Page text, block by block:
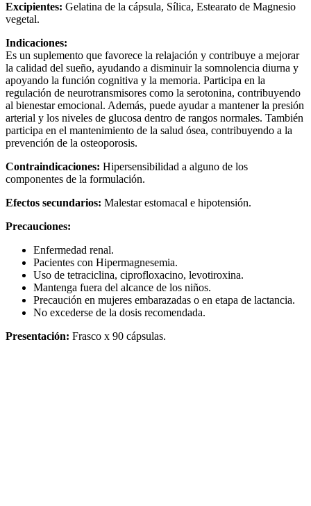
Excipientes: Gelatina de la cápsula, Sílica, Estearato de Magnesio
vegetal.
Indicaciones:
Es un suplemento que favorece la relajación y contribuye a mejorar
la calidad del sueño, ayudando a disminuir la somnolencia diurna y
apoyando la función cognitiva y la memoria. Participa en la
regulación de neurotransmisores como la serotonina, contribuyendo
al bienestar emocional. Además, puede ayudar a mantener la presión
arterial y los niveles de glucosa dentro de rangos normales. También
participa en el mantenimiento de la salud ósea, contribuyendo a la
prevención de la osteoporosis.
Contraindicaciones: Hipersensibilidad a alguno de los
componentes de la formulación.
Efectos secundarios: Malestar estomacal e hipotensión.
Precauciones:
Enfermedad renal.
Pacientes con Hipermagnesemia.
Uso de tetraciclina, ciprofloxacino, levotiroxina.
Mantenga fuera del alcance de los niños.
Precaución en mujeres embarazadas o en etapa de lactancia.
No excederse de la dosis recomendada.
Presentación: Frasco x 90 cápsulas.